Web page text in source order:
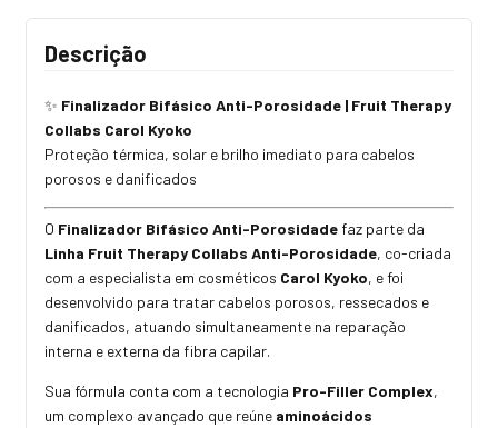
Descrição
✨ Finalizador Bifásico Anti-Porosidade | Fruit Therapy
Collabs Carol Kyoko
Proteção térmica, solar e brilho imediato para cabelos
porosos e danificados
O Finalizador Bifásico Anti-Porosidade faz parte da
Linha Fruit Therapy Collabs Anti-Porosidade, co-criada
com a especialista em cosméticos Carol Kyoko, e foi
desenvolvido para tratar cabelos porosos, ressecados e
danificados, atuando simultaneamente na reparação
interna e externa da fibra capilar.
Sua fórmula conta com a tecnologia Pro-Filler Complex,
um complexo avançado que reúne aminoácidos